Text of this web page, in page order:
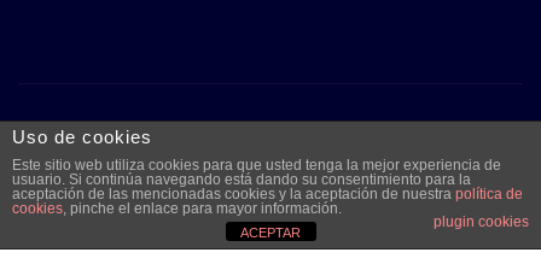
Copyright © 2026 | Funciona conWordPress|Frankfurt
Newspor ThemeArile
Aviso legal y
Publicidad Contacto
Uso de cookies
Este sitio web utiliza cookies para que usted tenga la mejor experiencia de
usuario. Si continúa navegando está dando su consentimiento para la
aceptación de las mencionadas cookies y la aceptación de nuestra política de
cookies, pinche el enlace para mayor información.
plugin cookies
ACEPTAR